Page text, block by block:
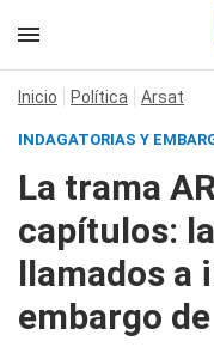
Inicio Política Arsat
INDAGATORIAS Y
La trama
capítulos:
llamados a
embargo